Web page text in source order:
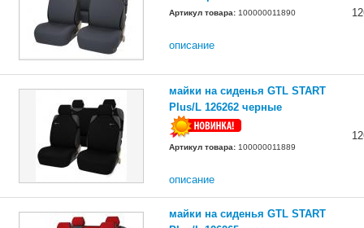
Артикул товара: 100000011890
описание
майки на сиденья GTL START
Plus/L 126262 черные
Артикул товара: 100000011889
описание
майки на сиденья GTL START